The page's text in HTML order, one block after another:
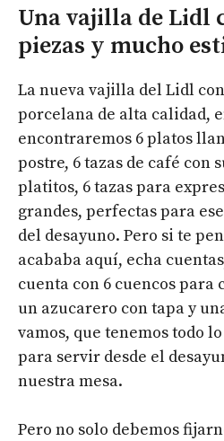
Una vajilla de Lidl
piezas y mucho
La nueva vajilla del Lidl
porcelana de alta calidad,
encontraremos 6 platos
postre, 6 tazas de café con
platitos, 6 tazas para
grandes, perfectas para
del desayuno. Pero si te
acababa aquí, echa
cuenta con 6 cuencos para
un azucarero con tapa y
vamos, que tenemos todo
para servir desde el
nuestra mesa.
Pero no solo debemos